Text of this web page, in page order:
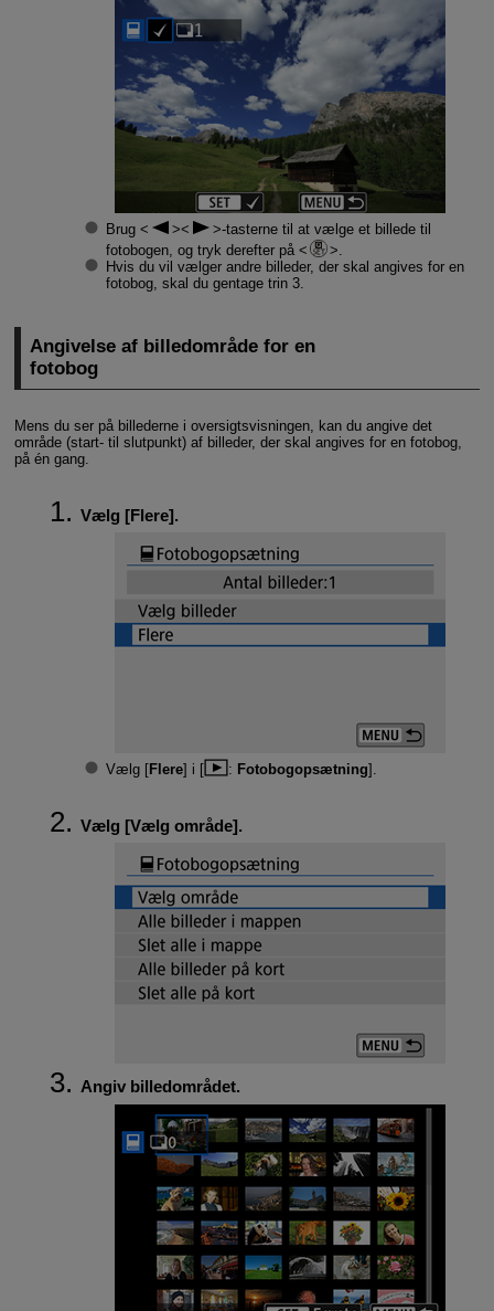
Brug
-tasterne til at vælge et billede til
fotobogen, og tryk derefter på
Hvis du vil vælger andre billeder, der skal angives for en
fotobog, skal du gentage trin 3.
Angivelse af billedområde for en
fotobog
Mens du ser på billederne i oversigtsvisningen, kan du angive det
område (start- til slutpunkt) af billeder, der skal angives for en fotobog,
på én gang.
Vælg [Flere].
Vælg [Flere] i [ : Fotobogopsætning].
Vælg [Vælg område].
Angiv billedområdet.